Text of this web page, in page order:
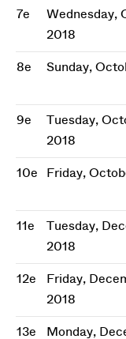
7e
Wednesday,
2018
8e Sunday,
9e
Tuesday,
2018
10e Friday,
11e
Tuesday,
2018
12e
Friday,
2018
13e
Monday,